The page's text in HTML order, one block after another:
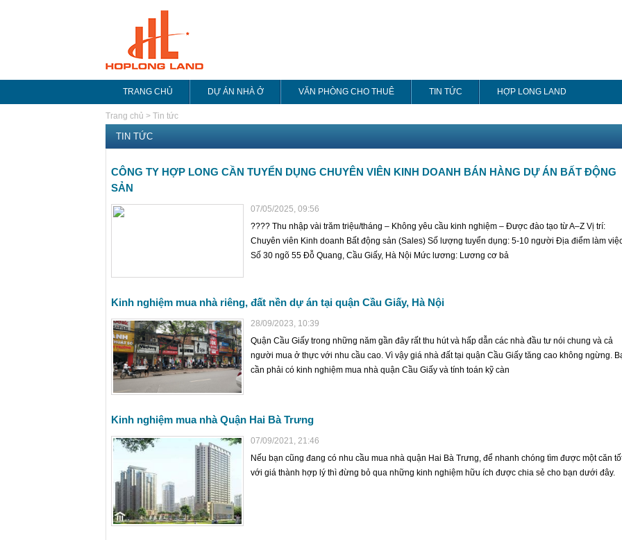
TRANG CHỦ DỰ ÁN NHÀ Ở VĂN PHÒNG CHO THUÊ TIN TỨC HỢP LONG LAND
Trang chủ > Tin tức
TIN TỨC
CÔNG TY HỢP LONG CẦN TUYỂN DỤNG CHUYÊN VIÊN KINH DOANH BÁN HÀNG DỰ ÁN BẤT ĐỘNG
SẢN
07/05/2025, 09:56
???? Thu nhập vài trăm triệu/tháng – Không yêu cầu kinh nghiệm – Được đào tạo từ A–Z Vị trí:
Chuyên viên Kinh doanh Bất động sản (Sales) Số lượng tuyển dụng: 5-10 người Địa điểm làm
Số 30 ngõ 55 Đỗ Quang, Cầu Giấy, Hà Nội Mức lương: Lương cơ bả
Kinh nghiệm mua nhà riêng, đất nền dự án tại quận Cầu Giấy, Hà Nội
28/09/2023, 10:39
Quận Cầu Giấy trong những năm gần đây rất thu hút và hấp dẫn các nhà đầu tư nói chung và cả
người mua ở thực với nhu cầu cao. Vì vậy giá nhà đất tại quận Cầu Giấy tăng cao không ngừng.
cần phải có kinh nghiệm mua nhà quận Cầu Giấy và tính toán kỹ càn
Kinh nghiệm mua nhà Quận Hai Bà Trưng
07/09/2021, 21:46
Nếu bạn cũng đang có nhu cầu mua nhà quận Hai Bà Trưng, để nhanh chóng tìm được một căn
với giá thành hợp lý thì đừng bỏ qua những kinh nghiệm hữu ích được chia sẻ cho bạn dưới đây.
16:04 | 23/11/2016
Bộ Xây dựng và Công an Phòng
cháy (PCCC) Hà Nội đang nghiên